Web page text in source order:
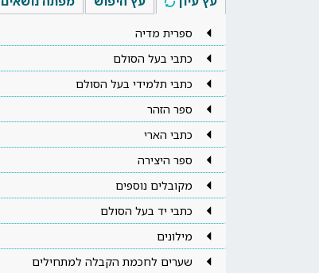
ספרית מדיה
כתבי בעל הסולם
כתבי תלמידי בעל הסולם
ספר הזהר
כתבי הארי
ספר היצירה
מקובלים נוספים
כתבי יד בעל הסולם
מילונים
שערים לחכמת הקבלה למתחילים